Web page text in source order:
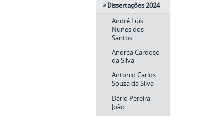
Dissertações 2024
André Luís
Nunes dos
Santos
Andréa Cardoso
da Silva
Antonio Carlos
Souza da Silva
Dário Pereira
João